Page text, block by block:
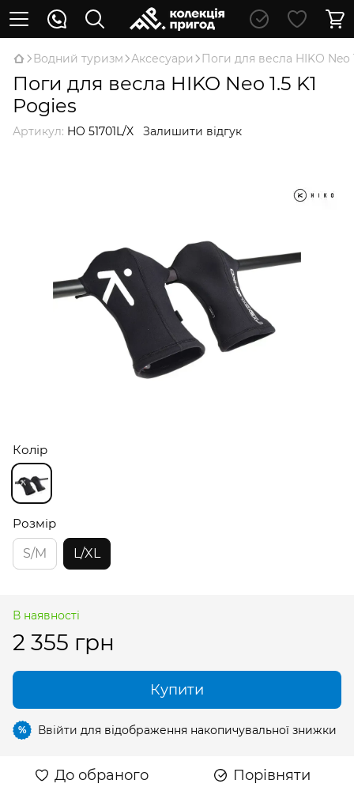
Водний туризм Аксесуари Поги для весла HIKO Neo
Поги для весла HIKO Neo 1.5 K1
Pogies
Артикул: HO 51701L/X Залишити відгук
Колір
Розмір
S/M
L/XL
В наявності
2 355 грн
Купити
% Ввійти для відображення накопичувальної знижки
До обраного Порівняти